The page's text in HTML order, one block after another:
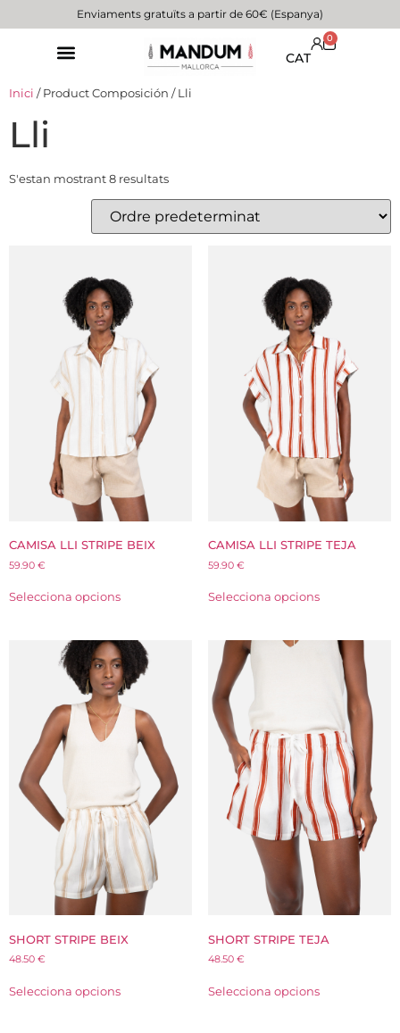
Enviaments gratuïts a partir de 60€ (Espanya)
CAT
0
Inici / Product Composición / Lli
Lli
S'estan mostrant 8 resultats
CAMISA LLI STRIPE BEIX
59.90 €
Selecciona opcions
CAMISA LLI STRIPE TEJA
59.90 €
Selecciona opcions
SHORT STRIPE BEIX
48.50 €
Selecciona opcions
SHORT STRIPE TEJA
48.50 €
Selecciona opcions